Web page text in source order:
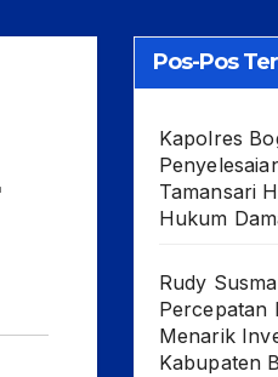
Pos-Pos
Kapolres
Tamansari
Hukum
Rudy
Menarik
Kabupaten